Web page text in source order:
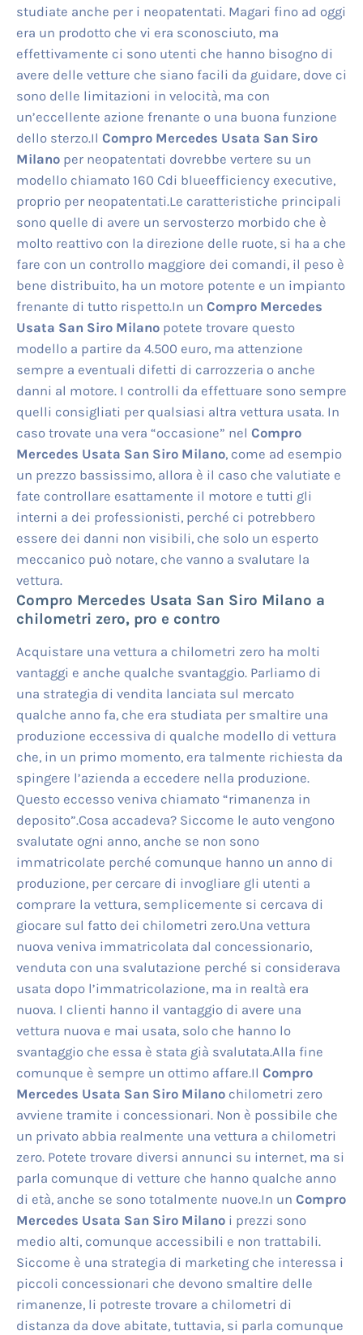
studiate anche per i neopatentati. Magari fino ad oggi
era un prodotto che vi era sconosciuto, ma
effettivamente ci sono utenti che hanno bisogno di
avere delle vetture che siano facili da guidare, dove ci
sono delle limitazioni in velocità, ma con
un’eccellente azione frenante o una buona funzione
dello sterzo.Il Compro Mercedes Usata San Siro
Milanoper neopatentati dovrebbe vertere su un
modello chiamato 160 Cdi blueefficiency executive,
proprio per neopatentati.Le caratteristiche principali
sono quelle di avere un servosterzo morbido che è
molto reattivo con la direzione delle ruote, si ha a che
fare con un controllo maggiore dei comandi, il peso è
bene distribuito, ha un motore potente e un impianto
frenante di tutto rispetto.In un Compro Mercedes
Usata San Siro Milanopotete trovare questo
modello a partire da 4.500 euro, ma attenzione
sempre a eventuali difetti di carrozzeria o anche
danni al motore. I controlli da effettuare sono sempre
quelli consigliati per qualsiasi altra vettura usata. In
caso trovate una vera “occasione” nel Compro
Mercedes Usata San Siro Milano, come ad esempio
un prezzo bassissimo, allora è il caso che valutiate e
fate controllare esattamente il motore e tutti gli
interni a dei professionisti, perché ci potrebbero
essere dei danni non visibili, che solo un esperto
meccanico può notare, che vanno a svalutare la
vettura.
Compro Mercedes Usata San Siro Milano a
chilometri zero, pro e contro
Acquistare una vettura a chilometri zero ha molti
vantaggi e anche qualche svantaggio. Parliamo di
una strategia di vendita lanciata sul mercato
qualche anno fa, che era studiata per smaltire una
produzione eccessiva di qualche modello di vettura
che, in un primo momento, era talmente richiesta da
spingere l’azienda a eccedere nella produzione.
Questo eccesso veniva chiamato “rimanenza in
deposito”.Cosa accadeva? Siccome le auto vengono
svalutate ogni anno, anche se non sono
immatricolate perché comunque hanno un anno di
produzione, per cercare di invogliare gli utenti a
comprare la vettura, semplicemente si cercava di
giocare sul fatto dei chilometri zero.Una vettura
nuova veniva immatricolata dal concessionario,
venduta con una svalutazione perché si considerava
usata dopo l’immatricolazione, ma in realtà era
nuova. I clienti hanno il vantaggio di avere una
vettura nuova e mai usata, solo che hanno lo
svantaggio che essa è stata già svalutata.Alla fine
comunque è sempre un ottimo affare.Il Compro
Mercedes Usata San Siro Milanochilometri zero
avviene tramite i concessionari. Non è possibile che
un privato abbia realmente una vettura a chilometri
zero. Potete trovare diversi annunci su internet, ma si
parla comunque di vetture che hanno qualche anno
di età, anche se sono totalmente nuove.In un Compro
Mercedes Usata San Siro Milanoi prezzi sono
medio alti, comunque accessibili e non trattabili.
Siccome è una strategia di marketing che interessa i
piccoli concessionari che devono smaltire delle
rimanenze, li potreste trovare a chilometri di
distanza da dove abitate, tuttavia, si parla comunque